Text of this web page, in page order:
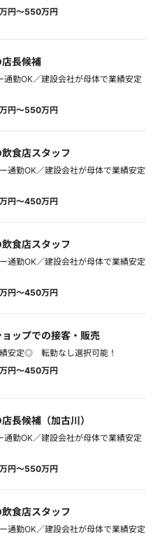
円～550万円
店長候補
通勤OK／建設会社が母体で業績安定
円～550万円
飲食店スタッフ
通勤OK／建設会社が母体で業績安定
円～450万円
飲食店スタッフ
通勤OK／建設会社が母体で業績安定
円～450万円
ョップでの接客・販売
安定◎ 転勤なし選択可能！
円～450万円
長候補（加古川）
通勤OK／建設会社が母体で業績安定
円～550万円
飲食店スタッフ
通勤OK／建設会社が母体で業績安定